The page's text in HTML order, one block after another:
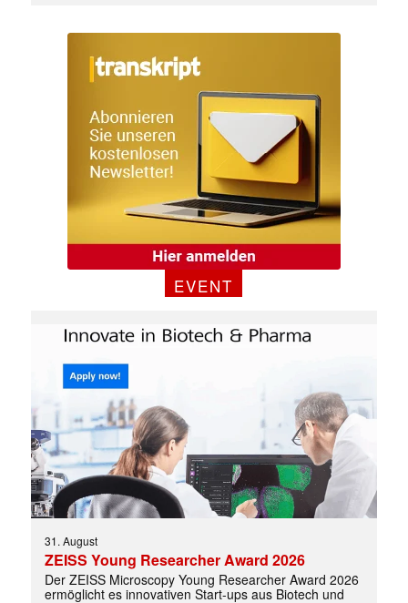
EVENT
31. August
ZEISS Young Researcher Award 2026
Der ZEISS Microscopy Young Researcher Award 2026
ermöglicht es innovativen Start-ups aus Biotech und